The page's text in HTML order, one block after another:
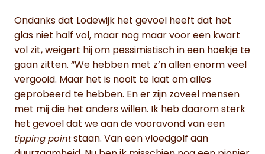
Ondanks dat Lodewijk het gevoel heeft dat het
glas niet half vol, maar nog maar voor een kwart
vol zit, weigert hij om pessimistisch in een hoekje te
gaan zitten. “We hebben met z’n allen enorm veel
vergooid. Maar het is nooit te laat om alles
geprobeerd te hebben. En er zijn zoveel mensen
met mij die het anders willen. Ik heb daarom sterk
het gevoel dat we aan de vooravond van een
tipping pointstaan. Van een vloedgolf aan